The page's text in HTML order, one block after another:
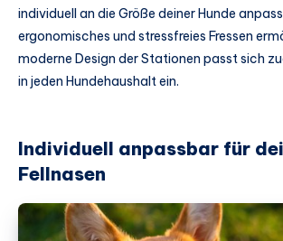
individuell an die Größe deiner Hunde
ergonomisches und stressfreies Fressen
moderne Design der Stationen passt sich
in jeden Hundehaushalt ein.
Individuell anpassbar für
Fellnasen